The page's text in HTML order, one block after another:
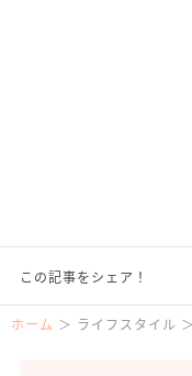
この記事をシェア！
ホーム ライフスタイル